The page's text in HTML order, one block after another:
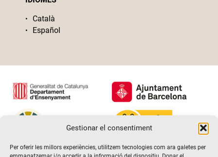
Gestionar el consentiment
Per oferir les millors experiències, utilitzem tecnologies com ara galetes per
Català
Español